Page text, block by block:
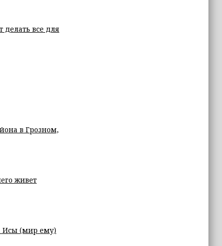
делать все для
в Грозном,
живет
Исы (мир ему)